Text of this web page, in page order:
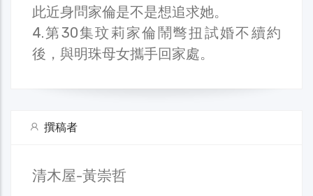
此近身問家倫是不是想追求她。
4.第30集玟莉家倫鬧彆扭試婚不續約
後，與明珠母女攜手回家處。
撰稿者
清木屋-黃崇哲